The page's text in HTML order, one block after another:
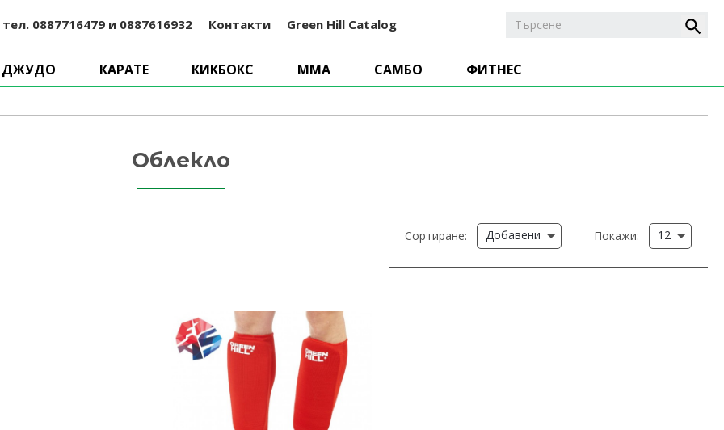
тел. 0887716479и 0887616932 Контакти Green Hill Catalog
ДЖУДО КАРАТЕ КИКБОКС ММА САМБО ФИТНЕС
Облекло
Сортиране: Добавени Покажи: 12